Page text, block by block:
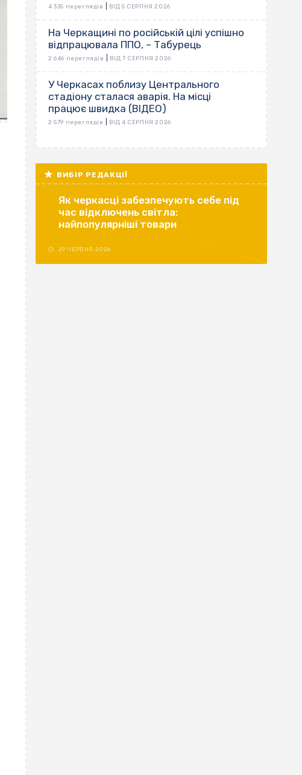
4 335 переглядів ВІД 5 СЕРПНЯ 2026
На Черкащині по російській цілі успішно
відпрацювала ППО, – Табурець
2 646 переглядів ВІД 7 СЕРПНЯ 2026
У Черкасах поблизу Центрального
стадіону сталася аварія. На місці
працює швидка (ВІДЕО)
2 579 переглядів ВІД 4 СЕРПНЯ 2026
ВИБІР РЕДАКЦІЇ
Як черкасці забезпечують себе під
час відключень світла:
найпопулярніші товари
29 ЧЕРВНЯ 2026